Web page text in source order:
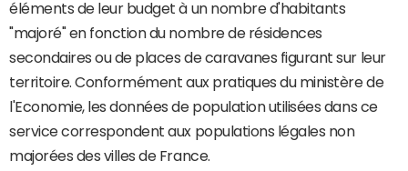
éléments de leur budget à un nombre d'habitants
"majoré" en fonction du nombre de résidences
secondaires ou de places de caravanes figurant sur leur
territoire. Conformément aux pratiques du ministère de
l'Economie, les données de population utilisées dans ce
service correspondent aux populations légales non
majorées des villes de France.